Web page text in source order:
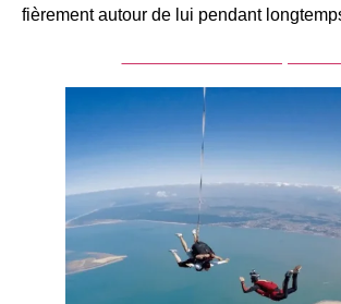
fièrement autour de lui pendant